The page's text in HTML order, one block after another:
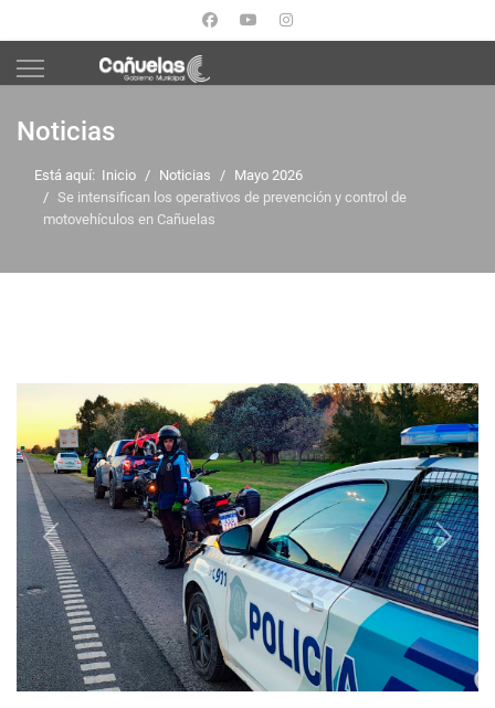
Noticias
Está aquí: Inicio Noticias
Mayo 2026
Se intensifican los operativos de prevención y control de
motovehículos en Cañuelas
Previous Next